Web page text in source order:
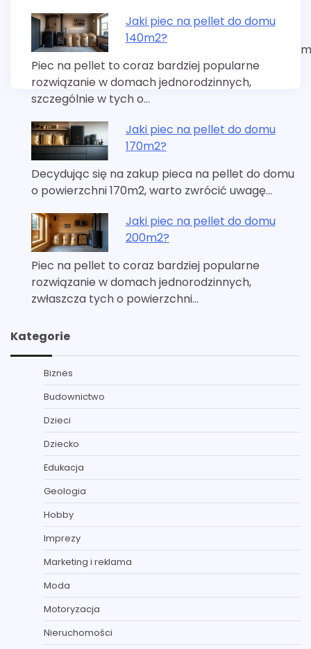
Jaki piec na pellet do domu
140m2?
Piec na pellet to coraz bardziej popularne
rozwiązanie w domach jednorodzinnych,
szczególnie w tych o…
Jaki piec na pellet do domu
170m2?
Decydując się na zakup pieca na pellet do domu
o powierzchni 170m2, warto zwrócić uwagę…
Jaki piec na pellet do domu
200m2?
Piec na pellet to coraz bardziej popularne
rozwiązanie w domach jednorodzinnych,
zwłaszcza tych o powierzchni…
Kategorie
Biznes
Budownictwo
Dzieci
Dziecko
Edukacja
Geologia
Hobby
Imprezy
Marketing i reklama
Moda
Motoryzacja
Nieruchomości